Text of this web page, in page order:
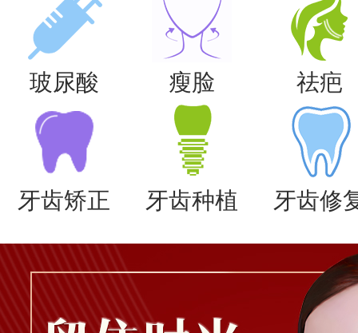
玻尿酸 瘦脸 祛疤
牙齿矫正 牙齿种植 牙齿修